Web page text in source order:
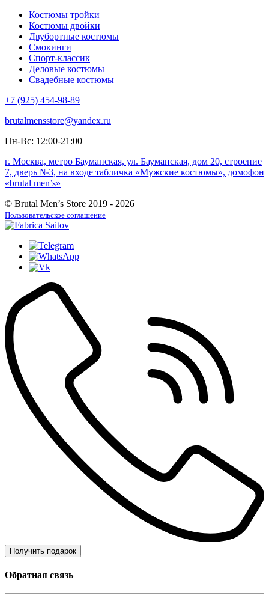
Костюмы тройки
Костюмы двойки
Двубортные костюмы
Смокинги
Спорт-классик
Деловые костюмы
Свадебные костюмы
+7 (925) 454-98-89
brutalmensstore@yandex.ru
Пн-Вс: 12:00-21:00
г. Москва, метро Бауманская, ул. Бауманская, дом 20, строение
7, дверь №3, на входе табличка «Мужские костюмы», домофон
«brutal men’s»
© Brutal Men’s Store 2019 - 2026
Пользовательское соглашение
Получить подарок
Обратная связь